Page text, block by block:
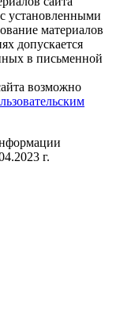
установленными
материалов
допускается
в письменной
возможно
г.